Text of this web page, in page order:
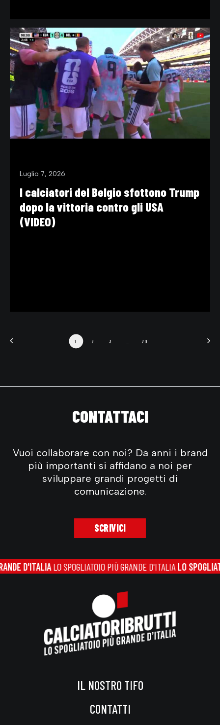
VIDEO
Luglio 7, 2026
I calciatori del Belgio sfottono Trump
dopo la vittoria contro gli USA
(VIDEO)
1 2 3 70
CONTATTACI
Vuoi collaborare con noi? Da anni i brand
più importanti si affidano a noi per
sviluppare grandi progetti di
comunicazione.
SCRIVICI
LO SPOGLIATOIO PIÙ GRANDE D'ITALIALO SPOGLIATOIO PIÙ
IL NOSTRO TIFO
CONTATTI